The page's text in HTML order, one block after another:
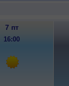
7 пт
16:00